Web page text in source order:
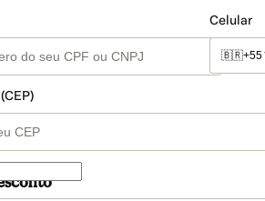
Celular
🇧🇷+55